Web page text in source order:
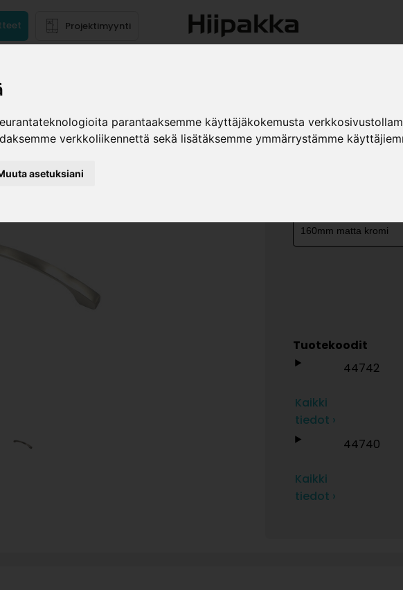
parantaaksemme käyttäjäkokemusta
verkkoliikennettä sekä lisätäksemme ymmärrystämme
asetuksiani
Projektimyynti
Tuotekoodit
44742
Kaikki
tiedot ›
44740
Kaikki
tiedot ›